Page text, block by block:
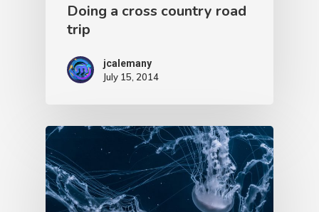
Doing a cross country road
trip
jcalemany
July 15, 2014